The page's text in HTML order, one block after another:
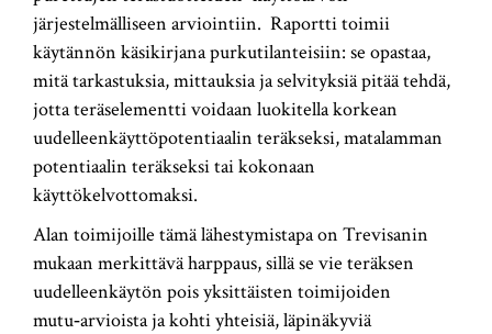
järjestelmälliseen arviointiin. Raportti toimii
käytännön käsikirjana purkutilanteisiin: se opastaa,
mitä tarkastuksia, mittauksia ja selvityksiä pitää tehdä,
jotta teräselementti voidaan luokitella korkean
uudelleenkäyttöpotentiaalin teräkseksi, matalamman
potentiaalin teräkseksi tai kokonaan
käyttökelvottomaksi.
Alan toimijoille tämä lähestymistapa on Trevisanin
mukaan merkittävä harppaus, sillä se vie teräksen
uudelleenkäytön pois yksittäisten toimijoiden
mutu‑arvioista ja kohti yhteisiä, läpinäkyviä